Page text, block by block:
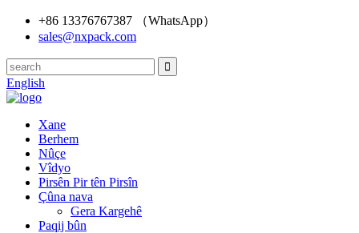
+86 13376767387 （WhatsApp）
sales@nxpack.com
English
Xane
Berhem
Nûçe
Vîdyo
Pirsên Pir tên Pirsîn
Çûna nava
Gera Kargehê
Paqij bûn